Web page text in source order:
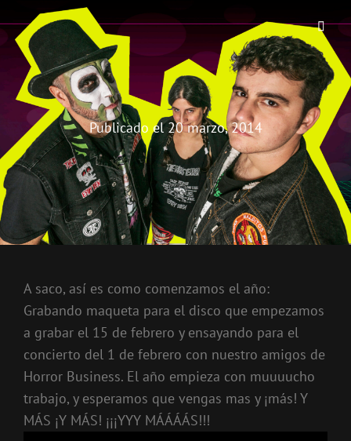
THE BIRRA'S TERROR
Aterrorizando Birras Desde 2010
Publicado el20 marzo, 2014
A saco, así es como comenzamos el año:
Grabando maqueta para el disco que empezamos
a grabar el 15 de febrero y ensayando para el
concierto del 1 de febrero con nuestro amigos de
Horror Business. El año empieza con muuuucho
trabajo, y esperamos que vengas mas y ¡más! Y
MÁS ¡Y MÁS! ¡¡¡YYY MÁÁÁÁS!!!